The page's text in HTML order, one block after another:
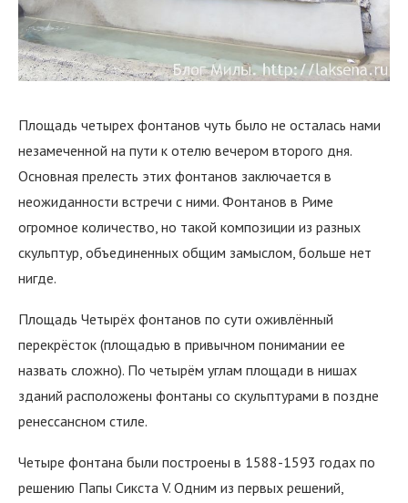
Площадь четырех фонтанов чуть было не осталась нами
незамеченной на пути к отелю вечером второго дня.
Основная прелесть этих фонтанов заключается в
неожиданности встречи с ними. Фонтанов в Риме
огромное количество, но такой композиции из разных
скульптур, объединенных общим замыслом, больше нет
нигде.
Площадь Четырёх фонтанов по сути оживлённый
перекрёсток (площадью в привычном понимании ее
назвать сложно). По четырём углам площади в нишах
зданий расположены фонтаны со скульптурами в поздне
ренессансном стиле.
Четыре фонтана были построены в 1588-1593 годах по
решению Папы Сикста V. Одним из первых решений,